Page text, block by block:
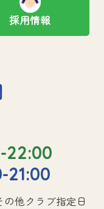
採用情報
22:00
21:00
他クラブ指定日